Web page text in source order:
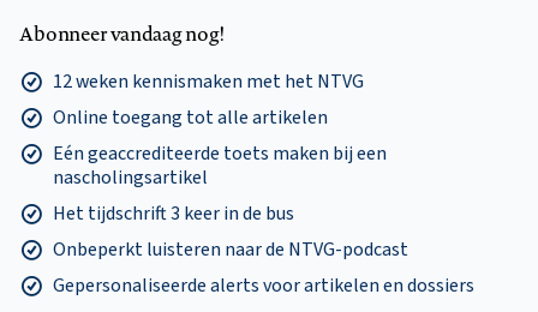
Abonneer vandaag nog!
12 weken kennismaken met het NTVG
Online toegang tot alle artikelen
Eén geaccrediteerde toets maken bij een
nascholingsartikel
Het tijdschrift 3 keer in de bus
Onbeperkt luisteren naar de NTVG-podcast
Gepersonaliseerde alerts voor artikelen en dossiers